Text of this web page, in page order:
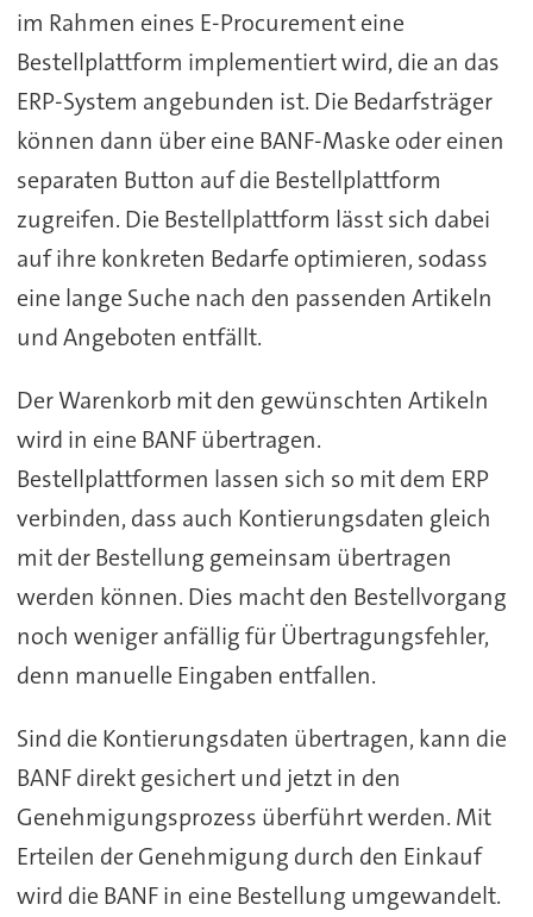
im Rahmen eines E-Procurement eine
Bestellplattform implementiert wird, die an das
ERP-System angebunden ist. Die Bedarfsträger
können dann über eine BANF-Maske oder einen
separaten Button auf die Bestellplattform
zugreifen. Die Bestellplattform lässt sich dabei
auf ihre konkreten Bedarfe optimieren, sodass
eine lange Suche nach den passenden Artikeln
und Angeboten entfällt.
Der Warenkorb mit den gewünschten Artikeln
wird in eine BANF übertragen.
Bestellplattformen lassen sich so mit dem ERP
verbinden, dass auch Kontierungsdaten gleich
mit der Bestellung gemeinsam übertragen
werden können. Dies macht den Bestellvorgang
noch weniger anfällig für Übertragungsfehler,
denn manuelle Eingaben entfallen.
Sind die Kontierungsdaten übertragen, kann die
BANF direkt gesichert und jetzt in den
Genehmigungsprozess überführt werden. Mit
Erteilen der Genehmigung durch den Einkauf
wird die BANF in eine Bestellung umgewandelt.